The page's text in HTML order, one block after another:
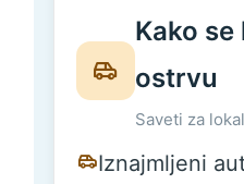
Kako
ostrvu
Saveti za
Iznajmljeni